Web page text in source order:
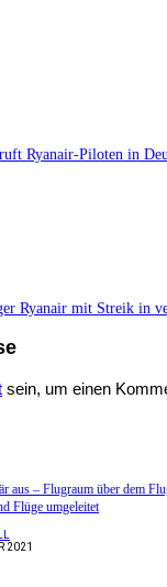
Ryanair-Piloten in
Ryanair mit Streik in
sein, um einen
aus – Flugraum über dem
Flüge umgeleitet
2021